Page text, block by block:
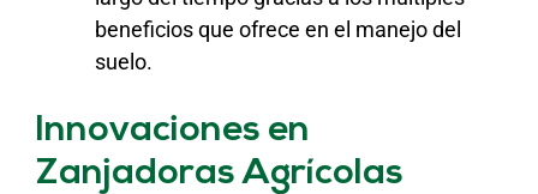
beneficios que ofrece en el manejo del
suelo.
Innovaciones en
Zanjadoras Agrícolas